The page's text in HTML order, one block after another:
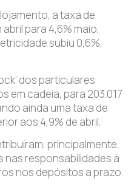
a taxa de
para 4,6% maio,
subiu 0,6%,
dos particulares
em cadeia, para 203.017
ainda uma taxa de
aos 4,9% de abril.
principalmente,
nas responsabilidades à
nos depósitos a prazo.